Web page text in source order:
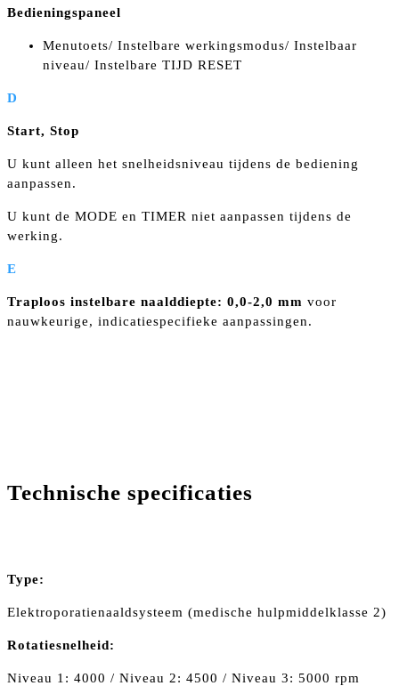
Bedieningspaneel
Menutoets/ Instelbare werkingsmodus/ Instelbaar
niveau/ Instelbare TIJD RESET
D
Start, Stop
U kunt alleen het snelheidsniveau tijdens de bediening
aanpassen.
U kunt de MODE en TIMER niet aanpassen tijdens de
werking.
E
Traploos instelbare naalddiepte: 0,0-2,0 mm voor
nauwkeurige, indicatiespecifieke aanpassingen.
Technische specificaties
Type:
Elektroporatienaaldsysteem (medische hulpmiddelklasse 2)
Rotatiesnelheid:
Niveau 1: 4000 / Niveau 2: 4500 / Niveau 3: 5000 rpm